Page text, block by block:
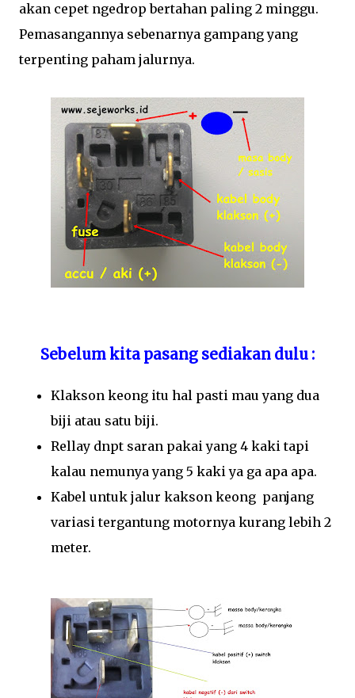
akan cepet ngedrop bertahan paling 2 minggu.
Pemasangannya sebenarnya gampang yang
terpenting paham jalurnya.
Sebelum kita pasang sediakan dulu :
Klakson keong itu hal pasti mau yang dua
biji atau satu biji.
Rellay dnpt saran pakai yang 4 kaki tapi
kalau nemunya yang 5 kaki ya ga apa apa.
Kabel untuk jalur kakson keong panjang
variasi tergantung motornya kurang lebih 2
meter.